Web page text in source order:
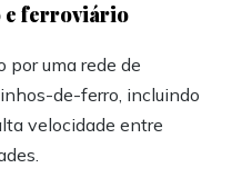
e ferroviário
por uma rede de
de-ferro, incluindo
velocidade entre